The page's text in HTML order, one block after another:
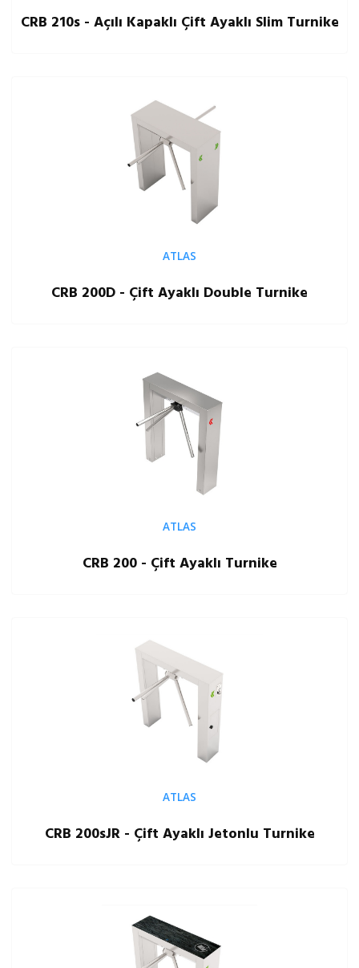
CRB 210s - Açılı Kapaklı Çift Ayaklı Slim Turnike
ATLAS
CRB 200D - Çift Ayaklı Double Turnike
ATLAS
CRB 200 - Çift Ayaklı Turnike
ATLAS
CRB 200sJR - Çift Ayaklı Jetonlu Turnike